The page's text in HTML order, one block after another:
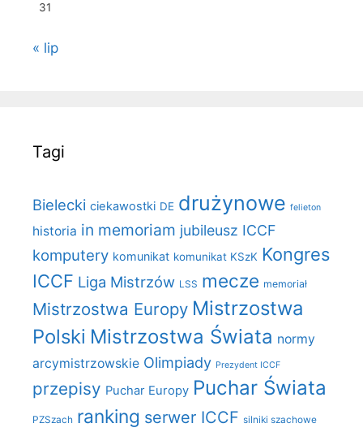
31
« lip
Tagi
Bielecki ciekawostki DE drużynowe felieton
historia in memoriam jubileusz ICCF
komputery komunikat komunikat KSzK Kongres
ICCF Liga Mistrzów LSS mecze memoriał
Mistrzostwa Europy Mistrzostwa
Polski Mistrzostwa Świata normy
arcymistrzowskie Olimpiady Prezydent ICCF
przepisy Puchar Europy Puchar Świata
PZSzach ranking serwer ICCF silniki szachowe